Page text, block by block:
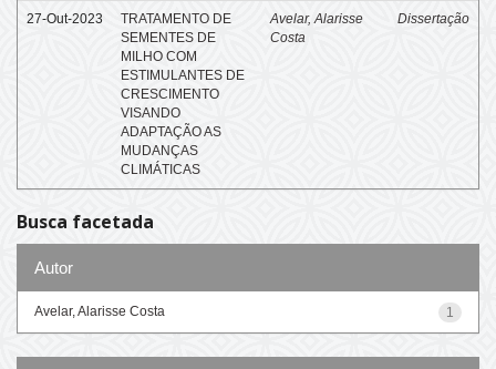
27-Out-2023
TRATAMENTO DE
SEMENTES DE
MILHO COM
ESTIMULANTES DE
CRESCIMENTO
VISANDO
ADAPTAÇÃO AS
MUDANÇAS
CLIMÁTICAS
Avelar, Alarisse
Costa
Dissertação
Busca facetada
Autor
1
Avelar, Alarisse Costa